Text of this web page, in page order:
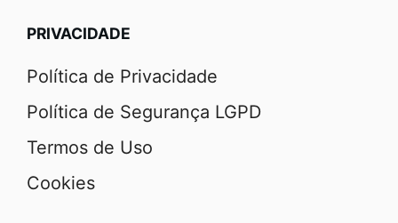
PRIVACIDADE
Política de Privacidade
Política de Segurança LGPD
Termos de Uso
Cookies